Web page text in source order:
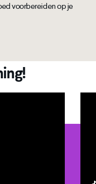
voorbereiden op je